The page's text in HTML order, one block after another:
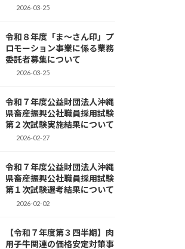
2026-03-25
令和８年度「ま～さん印」プ
ロモーション事業に係る業務
委託者募集について
2026-03-25
令和７年度公益財団法人沖縄
県畜産振興公社職員採用試験
第２次試験実施結果について
2026-02-27
令和７年度公益財団法人沖縄
県畜産振興公社職員採用試験
第１次試験選考結果について
2026-02-02
【令和７年度第３四半期】肉
用子牛関連の価格安定対策事